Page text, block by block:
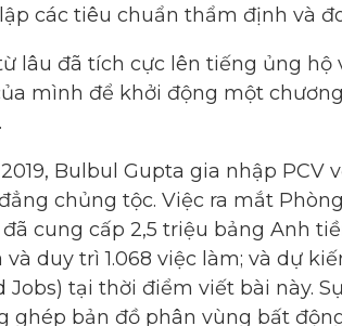
các tiêu chuẩn thẩm định và
lâu đã tích cực lên tiếng ủng
mình để khởi động một
Bulbul Gupta gia nhập
chủng tộc. Việc ra mắt
cung cấp 2,5 triệu bảng Anh
và duy trì 1.068 việc làm; và dự
Jobs) tại thời điểm viết bài này.
ghép bản đồ phân vùng bất